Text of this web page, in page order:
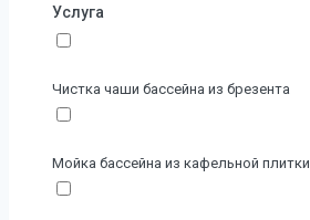
Услуга
Чистка чаши бассейна из брезента
Мойка бассейна из кафельной плитки